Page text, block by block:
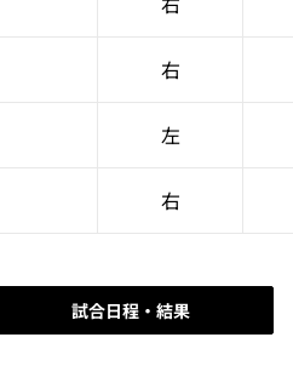
右
左
右
試合日程・結果